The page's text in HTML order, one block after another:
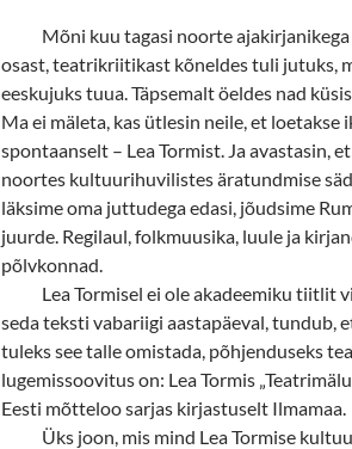
Mõni kuu tagasi noorte
osast, teatrikriitikast kõneldes tuli jutuks,
eeskujuks tuua. Täpsemalt öeldes nad
Ma ei mäleta, kas ütlesin neile, et loetakse
spontaanselt – Lea Tormist. Ja avastasin,
noortes kultuurihuvilistes äratundmise
läksime oma juttudega edasi, jõudsime
juurde. Regilaul, folkmuusika, luule ja
põlvkonnad.
Lea Tormisel ei ole akadeemiku tiitlit
seda teksti vabariigi aastapäeval, tundub,
tuleks see talle omistada, põhjenduseks
lugemissoovitus on: Lea Tormis
Eesti mõtteloo sarjas kirjastuselt Ilmamaa.
Üks joon, mis mind Lea Tormise